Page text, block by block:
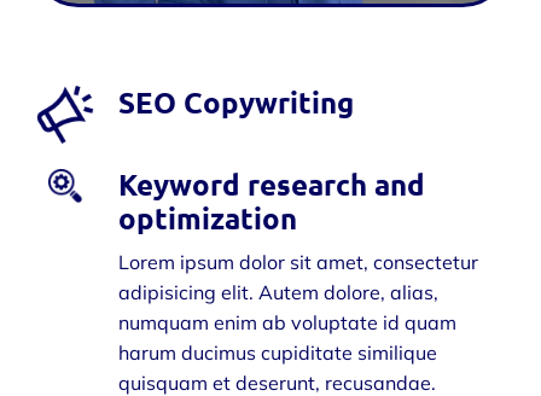
SEO Copywriting
Keyword research and
optimization
Lorem ipsum dolor sit amet, consectetur
adipisicing elit. Autem dolore, alias,
numquam enim ab voluptate id quam
harum ducimus cupiditate similique
quisquam et deserunt, recusandae.